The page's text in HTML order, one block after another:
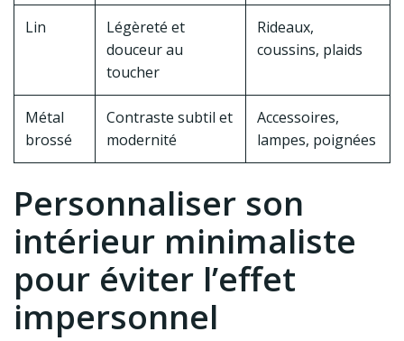
Lin
Légèreté et
douceur au
toucher
Rideaux,
coussins, plaids
Métal
brossé
Contraste subtil et
modernité
Accessoires,
lampes, poignées
Personnaliser son
intérieur minimaliste
pour éviter l’effet
impersonnel